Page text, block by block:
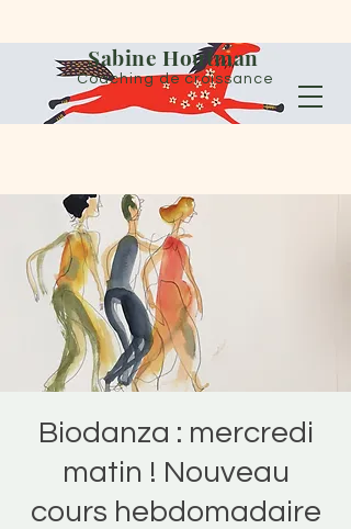
Sabine Houtman
Coaching de croissance
Biodanza : mercredi
matin ! Nouveau
cours hebdomadaire